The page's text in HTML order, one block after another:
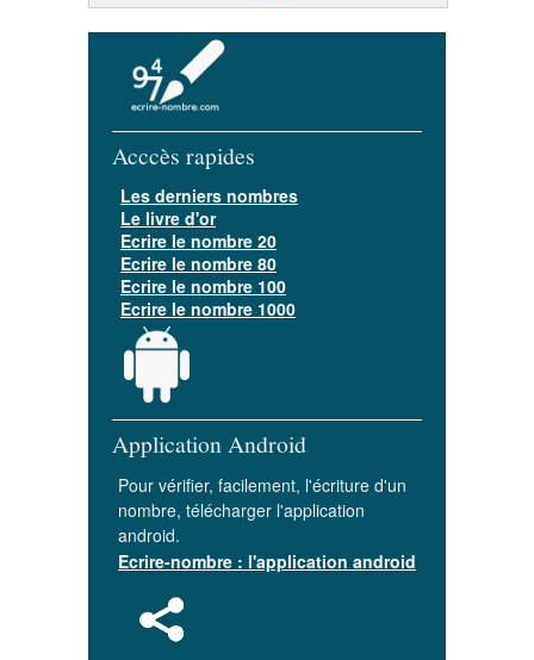
Acccès rapides
Les derniers nombres
Le livre d'or
Ecrire le nombre 20
Ecrire le nombre 80
Ecrire le nombre 100
Ecrire le nombre 1000
Application Android
Pour vérifier, facilement, l'écriture d'un
nombre, télécharger l'application
android.
Ecrire-nombre : l'application android